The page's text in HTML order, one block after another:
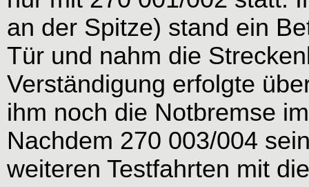
an der Spitze) stand ein
Tür und nahm die
Verständigung erfolgte
ihm noch die Notbremse
Nachdem 270 003/004
weiteren Testfahrten mit